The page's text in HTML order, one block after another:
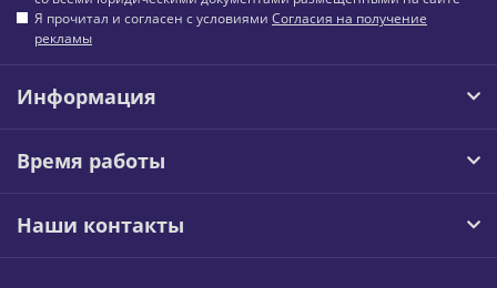
Я прочитал и согласен с условиями Согласия на получение
рекламы
Информация
Время работы
Наши контакты